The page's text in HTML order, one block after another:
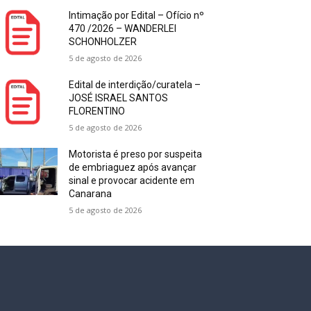
Intimação por Edital – Ofício nº
470 /2026 – WANDERLEI
SCHONHOLZER
5 de agosto de 2026
Edital de interdição/curatela –
JOSÉ ISRAEL SANTOS
FLORENTINO
5 de agosto de 2026
Motorista é preso por suspeita
de embriaguez após avançar
sinal e provocar acidente em
Canarana
5 de agosto de 2026